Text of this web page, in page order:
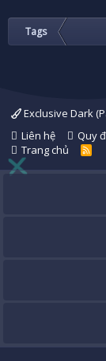
Tags
Exclusive Dark
Liên hệ
Quy
Trang chủ
R
S